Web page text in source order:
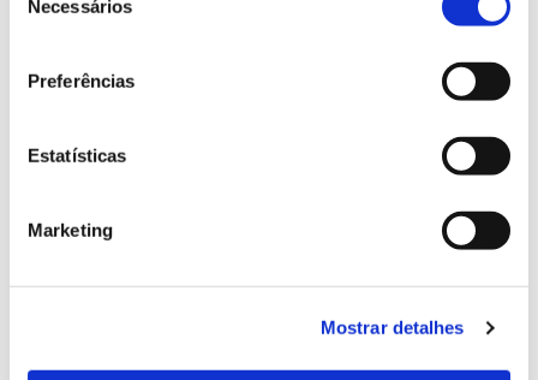
Necessários
Preferências
Estatísticas
Marketing
Mostrar detalhes
Algumas das áreas onde uma destas espécies perde
adequabilidade climática poderão ter condições para
acolher outra:
– os modelos
substituído por sobreiro em 19,9% a 47,3% da
sua área atualmente adequada, com a
percentagem mais elevada a corresponder ao